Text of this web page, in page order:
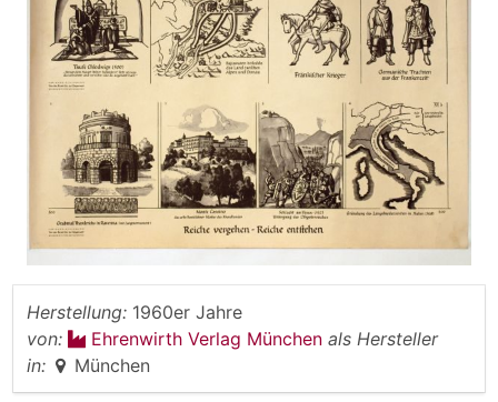
Herstellung: 1960er Jahre
von:
Ehrenwirth Verlag München als Hersteller
in:
München